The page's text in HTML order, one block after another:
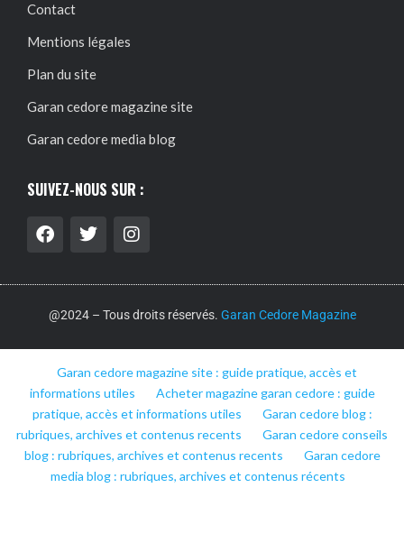
Contact
Mentions légales
Plan du site
Garan cedore magazine site
Garan cedore media blog
SUIVEZ-NOUS SUR :
@2024 – Tous droits réservés. Garan Cedore Magazine
Garan cedore magazine site : guide pratique, accès et
informations utiles
Acheter magazine garan cedore : guide
pratique, accès et informations utiles
Garan cedore blog :
rubriques, archives et contenus recents
Garan cedore conseils
blog : rubriques, archives et contenus recents
Garan cedore
media blog : rubriques, archives et contenus récents